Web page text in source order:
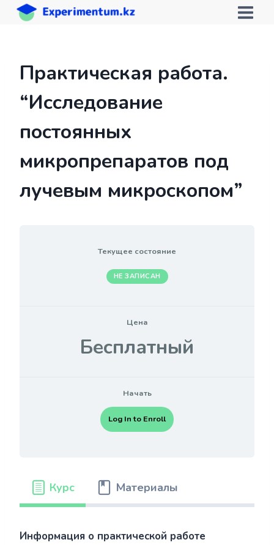
Перейти
Практическая работа.
“Исследование
постоянных
микропрепаратов под
лучевым микроскопом”
Текущее состояние
НЕ ЗАПИСАН
Цена
Бесплатный
Начать
Log In to Enroll
Курс Материалы
Информация о практической работе